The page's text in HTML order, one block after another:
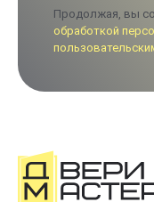
Продолжая, вы
обработкой